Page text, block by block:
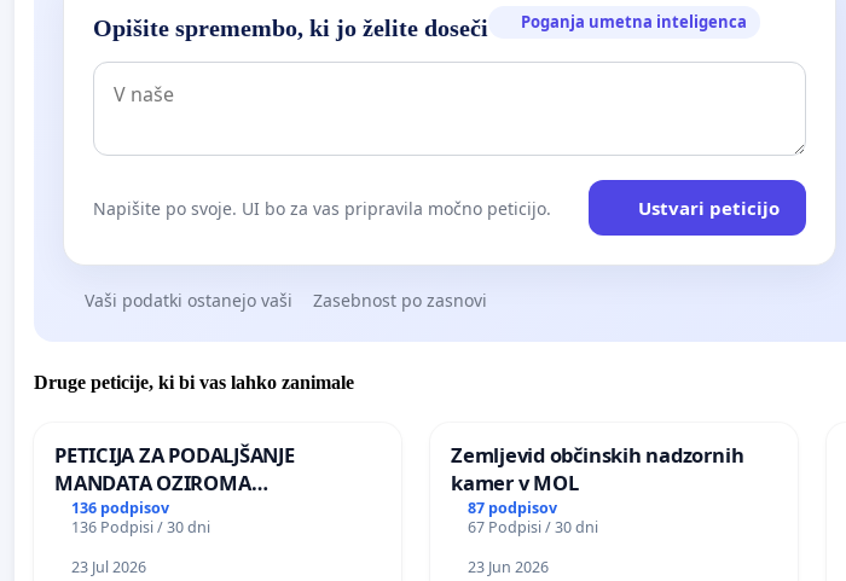
Opišite spremembo, ki jo želite doseči Poganja umetna inteligenca
Napišite po svoje. UI bo za vas pripravila močno peticijo. Ustvari peticijo
Vaši podatki ostanejo vaši Zasebnost po zasnovi
Druge peticije, ki bi vas lahko zanimale
PETICIJA ZA PODALJŠANJE
MANDATA OZIROMA
ČIMPREJŠNJO PONOVNO
NAPOTITEV GOSPODA BERNARDA
ŠRAJNERJA NA VELEPOSLANIŠTVO
136 podpisov
136 Podpisi / 30 dni
23 Jul 2026
Zemljevid občinskih nadzornih
kamer v MOL
87 podpisov
67 Podpisi / 30 dni
23 Jun 2026